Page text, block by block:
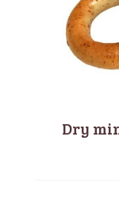
Dry